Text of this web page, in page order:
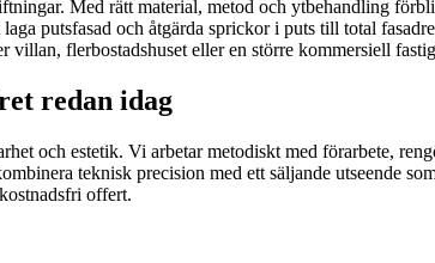
Med rätt material, metod och ytbehandling
putsfasad och åtgärda sprickor i puts till total
flerbostadshuset eller en större kommersiell
redan idag
och estetik. Vi arbetar metodiskt med förarbete,
teknisk precision med ett säljande utseende
offert.